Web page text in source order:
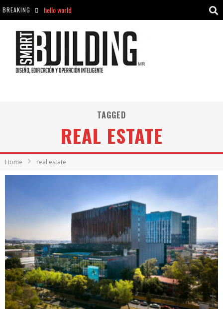
BREAKING
hello world
hello world
TAGGED
REAL ESTATE
Home real estate